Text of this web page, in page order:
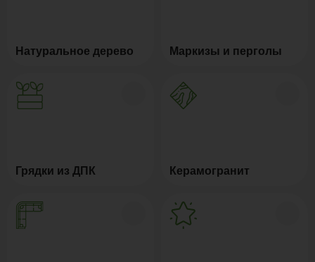
Натуральное дерево Маркизы и перголы
Грядки из ДПК Керамогранит